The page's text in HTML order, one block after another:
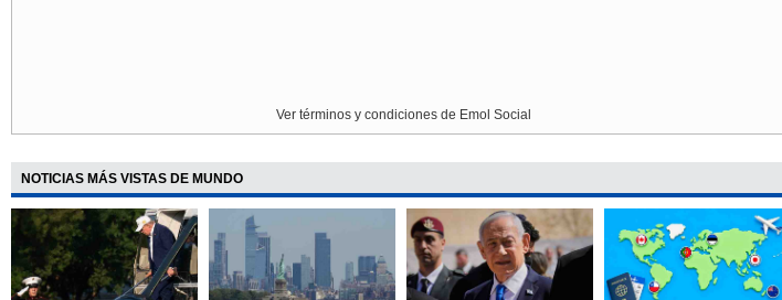
Ver términos y condiciones de Emol Social
NOTICIAS MÁS VISTAS DE MUNDO